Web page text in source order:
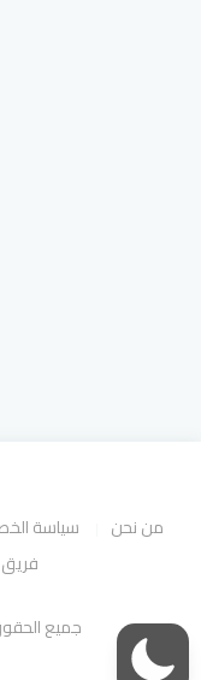
من نحن سياسة
جميع